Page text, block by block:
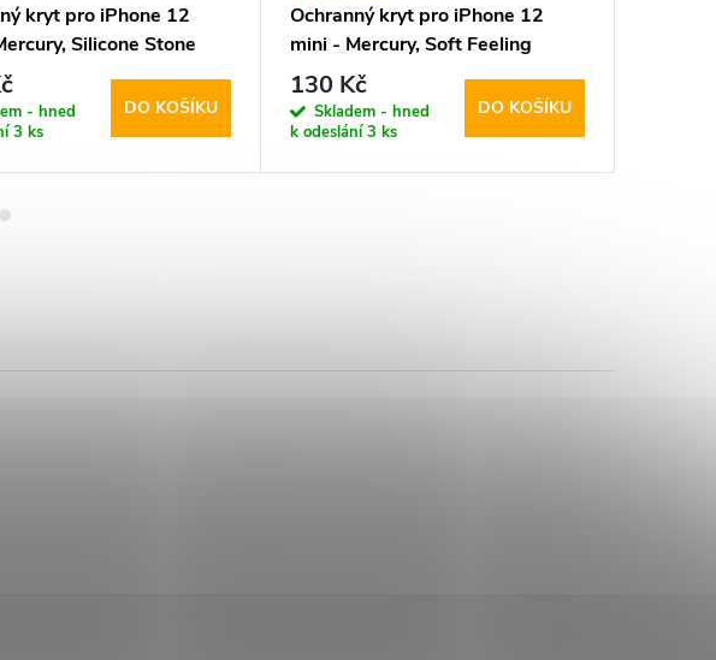
kryt pro iPhone 12
Silicone Stone
- hned
3 ks
DO KOŠÍKU
Ochranný kryt pro iPhone 12
mini - Mercury, Soft Feeling
Midnight Blue
130 Kč
Skladem - hned
k odeslání3 ks
DO KOŠÍKU